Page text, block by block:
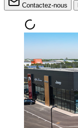
Contactez-nous